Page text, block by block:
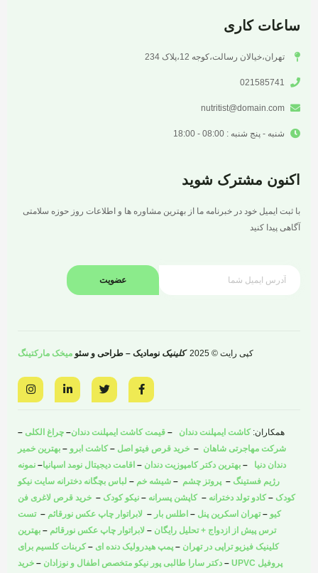
ساعات کاری
تهران،خیالان رسالت،کوجه 12،پلاک 234
021585741
nutritist@domain.com
شنبه - پنج شنبه : 08:00 - 18:00
اکنون مشترک شوید
با ثبت ایمیل خود در خبرنامه ما از بهترین مشاوره ها و اطلاعات روز حوزه سلامتی
آگاهی پیدا کنید
عضویت
کپی رایت © 2025 کلینیک نومادیک – طراحی و سئو میخک مارکتینگ
F
a
c
o
o
k
-
w
i
e
r
L
i
n
d
-
n
I
n
s
g
r
a
m
همکاران: کاشت ایمپلنت دندان – قیمت کاشت ایمپلنت دندان– چراغ الکلی –
شرکت مهاجرتی شاهان – خرید قرص فیتو اصل –کاشت ابرو – بهترین خمیر
دندان دنیا – بهترین دکتر کامپوزیت دندان – اقامت دیجیتال نومد اسپانیا– نمونه
رژیم فستینگ – پروتز چشم – شیشه خم – لباس بچگانه دخترانه سایت نیکو
کودک –کادو تولد دخترانه –کاپشن پسرانه – نیکو کودک – خرید قرص لاغری فن
کیو –تهران اسکرین پنل – اطلس بار – لابراتوار چاپ عکس نورقائم –تست
ترس پیش از ازدواج + تحلیل رایگان – لابراتوار چاپ عکس نورقائم – بهترین
کلینیک فیزیو تراپی در تهران – پمپ هیدرولیک دنده ای –کربنات کلسیم برای
پروفیل UPVC
– دکتر سارا طالبی پور نیکو متخصص اطفال و نوزادان – خرید